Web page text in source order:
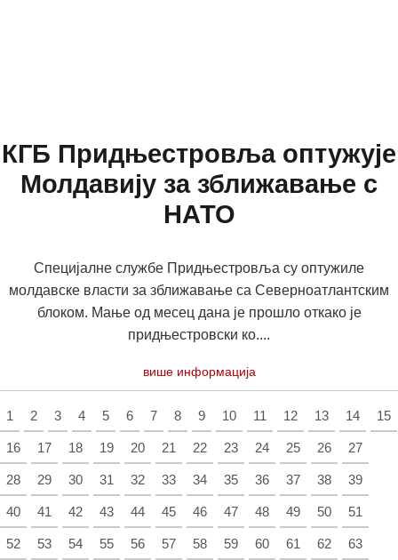
КГБ Придњестровља оптужује
Молдавију за зближавање с
НАТО
Специјалне службе Придњестровља су оптужиле
молдавске власти за зближавање са Северноатлантским
блоком. Мање од месец дана је прошло откако је
придњестровски ко....
више информација
1 2 3 4 5 6 7 8 9 10 11 12 13 14 15
16 17 18 19 20 21 22 23 24 25 26 27
28 29 30 31 32 33 34 35 36 37 38 39
40 41 42 43 44 45 46 47 48 49 50 51
52 53 54 55 56 57 58 59 60 61 62 63